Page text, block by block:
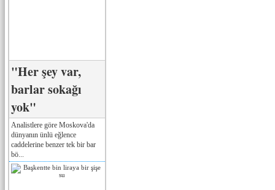
"Her şey var,
barlar sokağı
yok"
Analistlere göre Moskova'da
dünyanın ünlü eğlence
caddelerine benzer tek bir bar
bö...